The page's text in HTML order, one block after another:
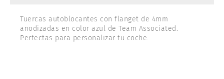
Tuercas autoblocantes con flanget de 4mm
anodizadas en color azul de Team Associated.
Perfectas para personalizar tu coche.